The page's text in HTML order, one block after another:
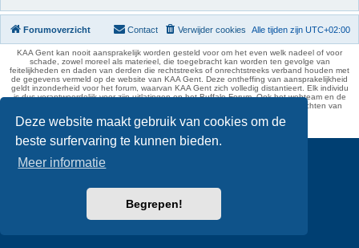
Deze website maakt gebruik van cookies om de
beste surfervaring te kunnen bieden.
Meer informatie
Begrepen!
Forumoverzicht Alle tijden zijn UTC+02:00
Verwijder cookies
Contact
KAA Gent kan nooit aansprakelijk worden gesteld voor om het even welk nadeel of voor
schade, zowel moreel als materieel, die toegebracht kan worden ten gevolge van
feitelijkheden en daden van derden die rechtstreeks of onrechtstreeks verband houden met
de gegevens vermeld op de website van KAA Gent. Deze ontheffing van aansprakelijkheid
geldt inzonderheid voor het forum, waarvan KAA Gent zich volledig distantieert. Elk individu
is dus verantwoordelijk voor zijn uitlatingen op het Buffalo Forum. Ook het webteam en de
moderators kunnen niet aansprakelijk gesteld worden voor de inhoud van berichten van
phpBB Two Factor Authentication ©paul999